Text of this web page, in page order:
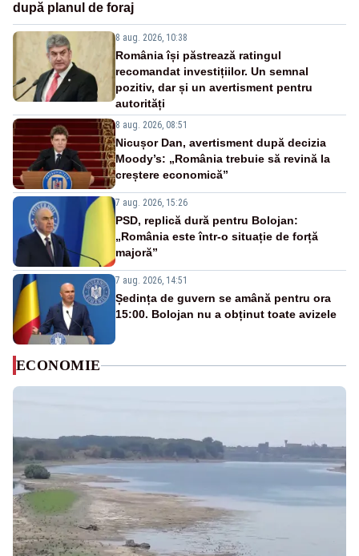
după planul de foraj
8 aug. 2026, 10:38
România își păstrează ratingul
recomandat investițiilor. Un semnal
pozitiv, dar și un avertisment pentru
autorități
8 aug. 2026, 08:51
Nicușor Dan, avertisment după decizia
Moody’s: „România trebuie să revină la
creștere economică”
7 aug. 2026, 15:26
PSD, replică dură pentru Bolojan:
„România este într-o situație de forță
majoră”
7 aug. 2026, 14:51
Ședința de guvern se amână pentru ora
15:00. Bolojan nu a obținut toate avizele
ECONOMIE